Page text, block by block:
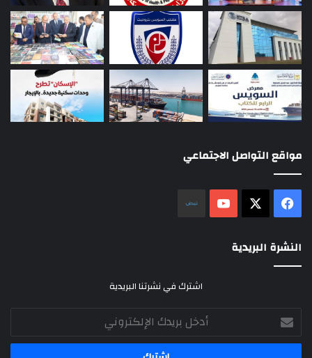
مواقع التواصل الاجتماعي
فيسبوك ‫YouTube
النشرة البريدية
اشترك في نشرتنا البريدية
أدخل
بريدك
الإلكتروني